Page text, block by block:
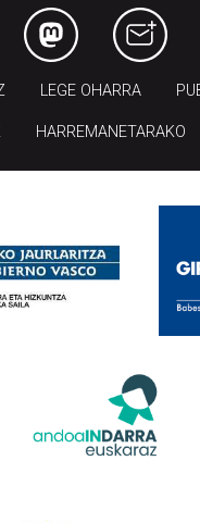
LEGE OHARRA
HARREMANETARAKO